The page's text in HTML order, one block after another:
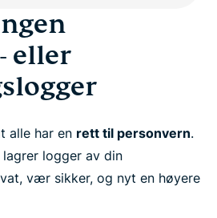
VPN-et for personvern
VPN
eller
alle har en rett til personvern.
logger av din
vær sikker, og nyt en høyere